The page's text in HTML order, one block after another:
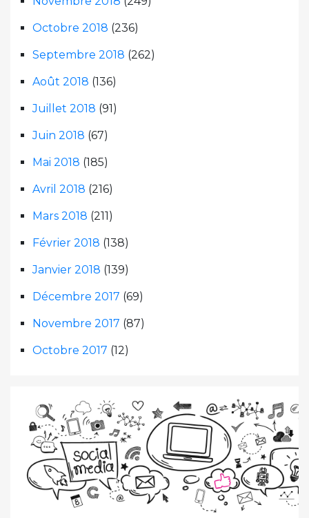
Octobre 2018 (236)
Septembre 2018 (262)
Août 2018 (136)
Juillet 2018 (91)
Juin 2018 (67)
Mai 2018 (185)
Avril 2018 (216)
Mars 2018 (211)
Février 2018 (138)
Janvier 2018 (139)
Décembre 2017 (69)
Novembre 2017 (87)
Octobre 2017 (12)